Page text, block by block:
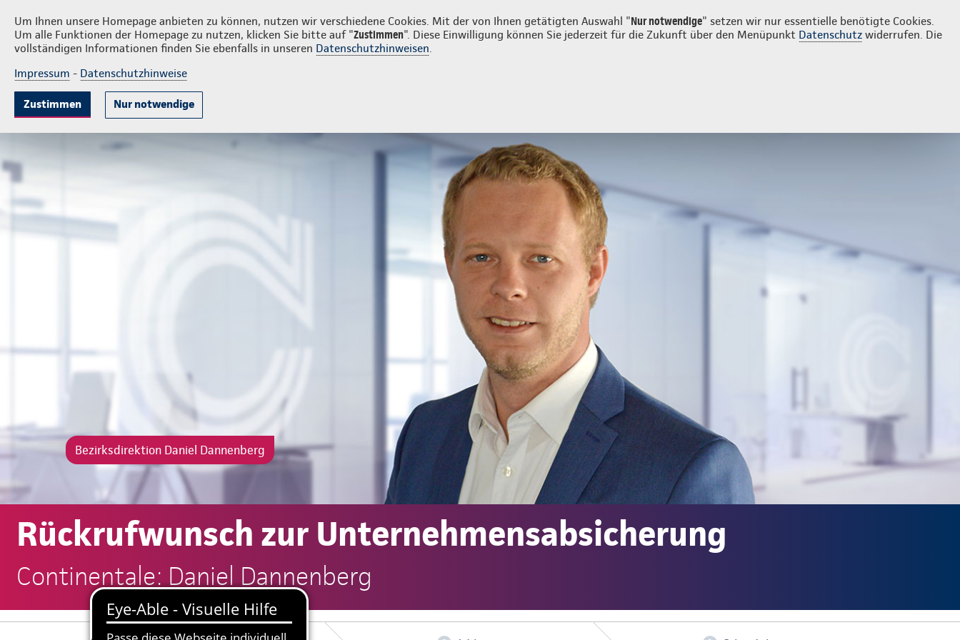
Um Ihnen unsere Homepage anbieten zu können, nutzen wir verschiedene Cookies. Mit der von Ihnen getätigten Auswahl "Nur notwendige" setzen wir nur essentielle benötigte Cookies.
Um alle Funktionen der Homepage zu nutzen, klicken Sie bitte auf "Zustimmen". Diese Einwilligung können Sie jederzeit für die Zukunft über den Menüpunkt Datenschutz widerrufen. Die
vollständigen Informationen finden Sie ebenfalls in unseren Datenschutzhinweisen.
Impressum - Datenschutzhinweise
Zustimmen Nur notwendige
Daniel Dannenberg PrivatkundenFirmenkunden Login Kontakt 02293 91270
KrankenversicherungLebensversicherung
Bezirksdirektion Daniel Dannenberg
Bezirksdirektion Daniel Dannenberg
Rückrufwunsch zur Unternehmensabsicherung
Continentale: Daniel Dannenberg